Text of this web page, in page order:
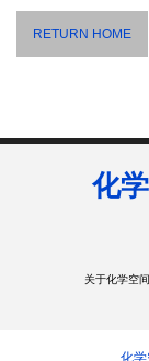
RETURN HOME
化
关于化学空间